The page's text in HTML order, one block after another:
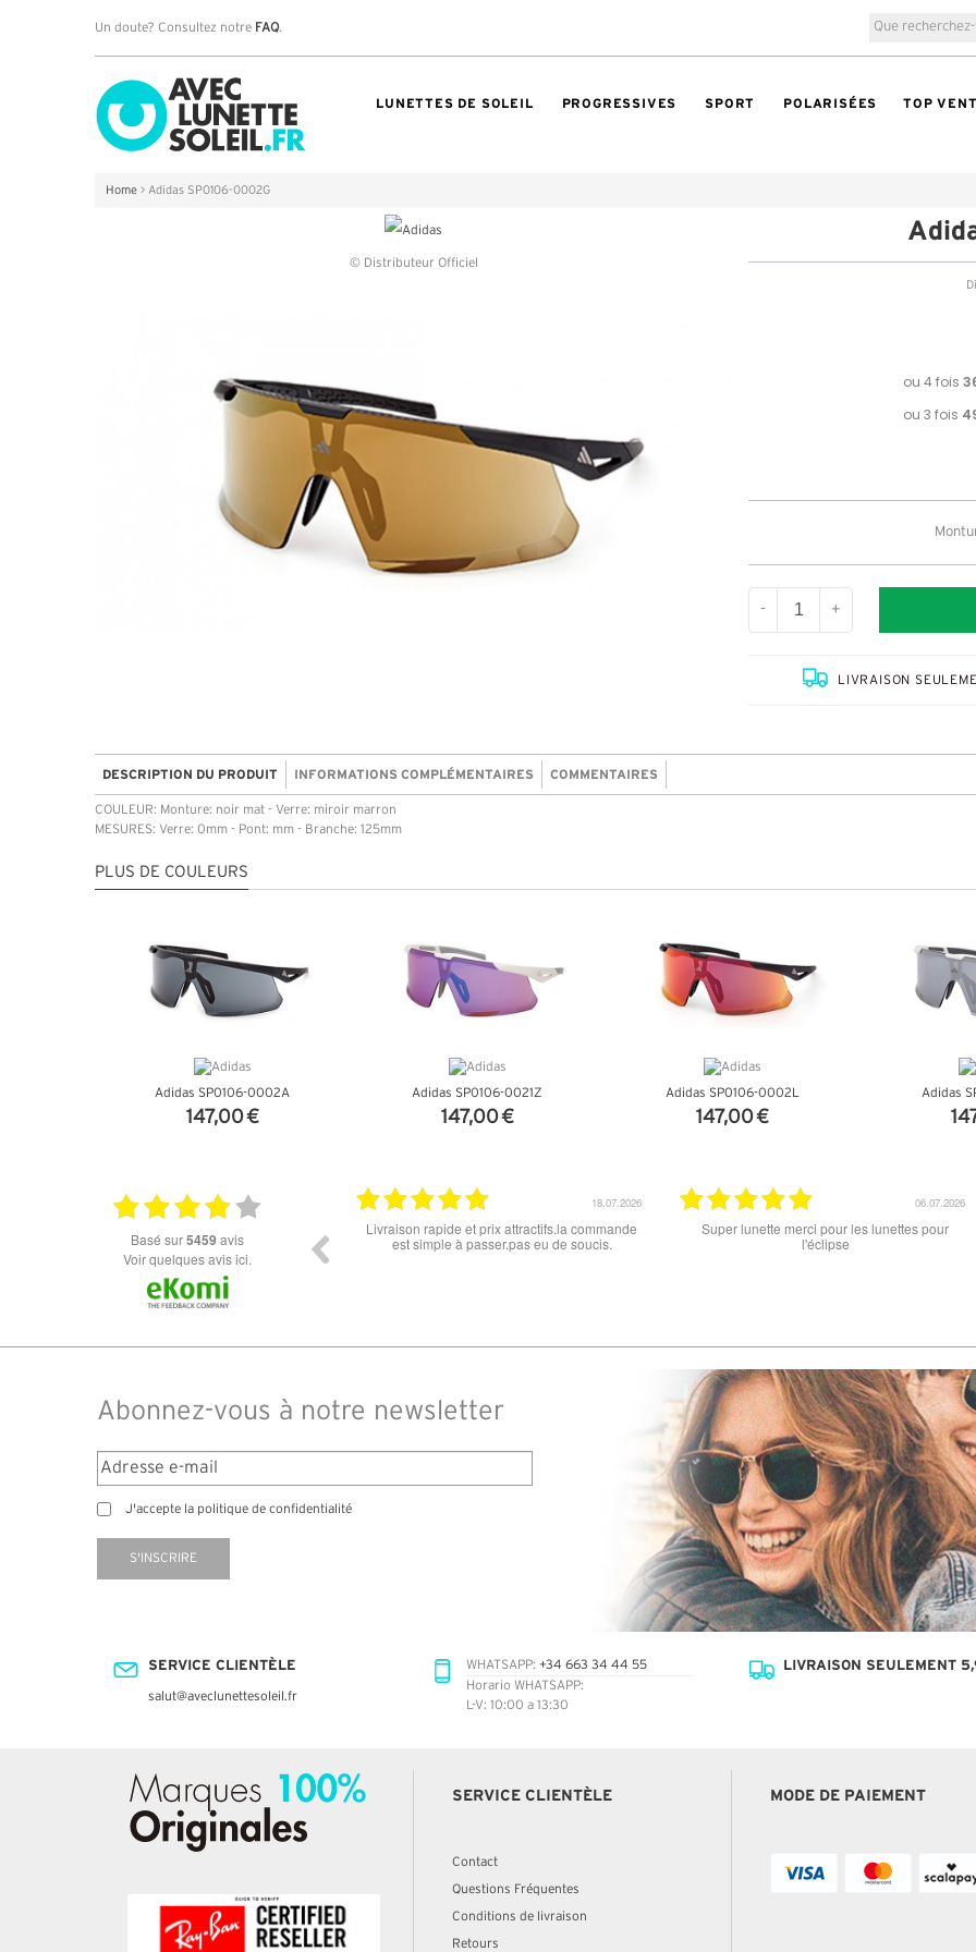
Un doute? Consultez notre FAQ.
LUNETTES DE SOLEIL PROGRESSIVES SPORT POLARISÉES TOP
Home > Adidas SP0106-0002G
© Distributeur Officiel
- +
LIVRAISON
DESCRIPTION DU PRODUIT INFORMATIONS COMPLÉMENTAIRES COMMENTAIRES
COULEUR: Monture: noir mat - Verre: miroir marron
MESURES: Verre: 0mm - Pont: mm - Branche: 125mm
PLUS DE COULEURS
Adidas SP0106-0002A
147,00 €
Adidas SP0106-0021Z
147,00 €
Adidas SP0106-0002L
147,00 €
Adidas
basé sur5459 avis
Voir quelques avis ici.
dans les types de lunettes. Attention: les stocks
des différents produits ne sont pas à jour. J'ai
commandé des lunettes Nike disponible sous 7 à
14 jours. J'ai reçu sous 3 jours. Attention aux avis
truspilot qui reflètent pas le site
15.06.2026
tout est parfait , que ce soit le produit commandé
ou la livraison . merci
12.06.2026
super les lunettes, très cool, merci
Abonnez-vous à notre newsletter
J'accepte la politique de confidentialité
S'INSCRIRE
SERVICE CLIENTÈLE
salut@aveclunettesoleil.fr
WHATSAPP: +34 663 34 44 55
Horario WHATSAPP:
L-V: 10:00 a 13:30
LIVRAISON SEULEMENT
SERVICE CLIENTÈLE
Contact
Questions Fréquentes
Conditions de livraison
Retours
MODE DE PAIEMENT